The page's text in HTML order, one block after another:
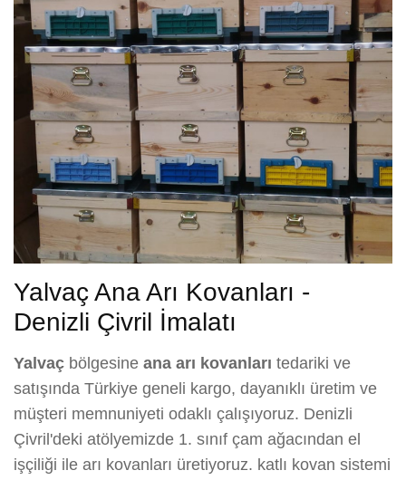
Yalvaç Ana Arı Kovanları -
Denizli Çivril İmalatı
Yalvaç bölgesine ana arı kovanları tedariki ve
satışında Türkiye geneli kargo, dayanıklı üretim ve
müşteri memnuniyeti odaklı çalışıyoruz. Denizli
Çivril'deki atölyemizde 1. sınıf çam ağacından el
işçiliği ile arı kovanları üretiyoruz. katlı kovan sistemi